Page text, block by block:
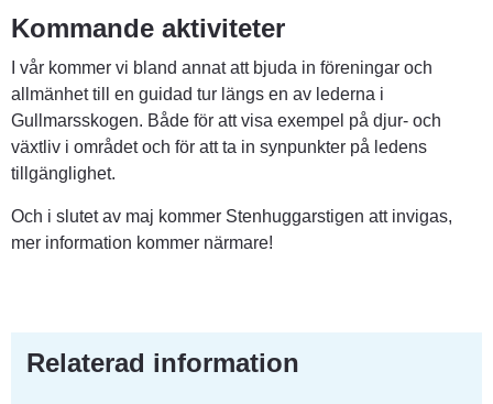
Kommande aktiviteter
I vår kommer vi bland annat att bjuda in föreningar och
allmänhet till en guidad tur längs en av lederna i
Gullmarsskogen. Både för att visa exempel på djur- och
växtliv i området och för att ta in synpunkter på ledens
tillgänglighet.
Och i slutet av maj kommer Stenhuggarstigen att invigas,
mer information kommer närmare!
Relaterad information